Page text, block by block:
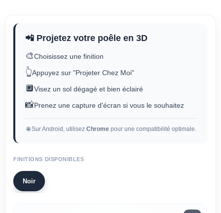
📲 Projetez votre poêle en 3D
🎨Choisissez une finition
👆Appuyez sur "Projeter Chez Moi"
🔲Visez un sol dégagé et bien éclairé
📸Prenez une capture d'écran si vous le souhaitez
🌐 Sur Android, utilisez Chrome pour une compatibilité optimale.
FINITIONS DISPONIBLES
Noir